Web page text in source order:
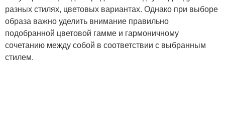
разных стилях, цветовых вариантах. Однако при выборе
образа важно уделить внимание правильно
подобранной цветовой гамме и гармоничному
сочетанию между собой в соответствии с выбранным
стилем.